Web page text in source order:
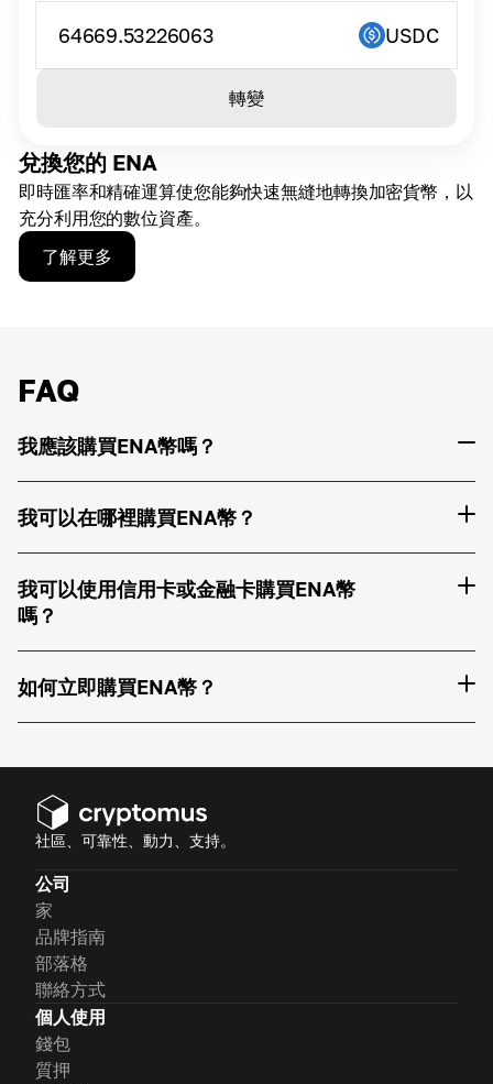
兌換您的 ENA
即時匯率和精確運算使您能夠快速無縫地轉換加密貨幣，以
充分利用您的數位資產。
了解更多
64669.53226063 USDC
轉變
FAQ
我應該購買ENA幣嗎？
我可以在哪裡購買ENA幣？
我可以使用信用卡或金融卡購買ENA幣
嗎？
如何立即購買ENA幣？
社區、可靠性、動力、支持。
公司
家
品牌指南
部落格
聯絡方式
個人使用
錢包
質押